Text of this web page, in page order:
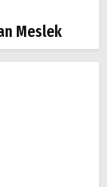
Meslek